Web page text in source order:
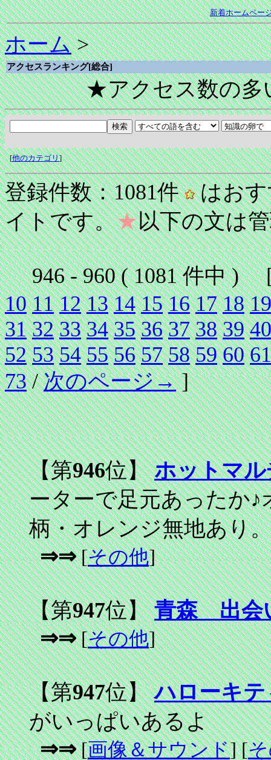
新着ホームペー
ホーム>
アクセスランキング[総合]
★アクセス数の多
[他のカテゴリ]
登録件数：1081件 はお
イトです。★以下の文は
946 - 960 ( 1081 件中 )
10 11 12 13 14 15 16 17 18 19
31 32 33 34 35 36 37 38 39 40
52 53 54 55 56 57 58 59 60 61
73/次のページ→]
【第946位】ホットマ
ーターで足元あったか
柄・オレンジ無地あり
⇒⇒[その他]
【第947位】青森 出会
⇒⇒[その他]
【第947位】ハローキ
がいっぱいあるよ
⇒⇒[画像＆サウンド] [